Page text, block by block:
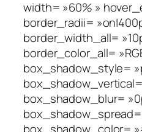
width= »60% »
border_radii=
border_width_all=
border_color_all=
box_shadow_style=
box_shadow_blur=